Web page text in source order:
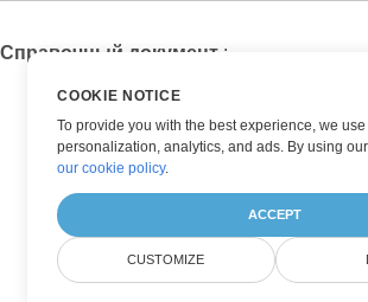
Справочный документ :
Docker Run
COOKIE NOTICE
To provide you with the best experience, we
personalization, analytics, and ads. By using
our cookie policy.
ACCEPT
CUSTOMIZE